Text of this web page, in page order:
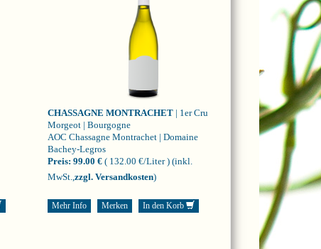
CHASSAGNE MONTRACHET | 1er Cru
Morgeot | Bourgogne
AOC Chassagne Montrachet | Domaine
Bachey-Legros
Preis: 99.00 € ( 132.00 €/Liter ) (inkl.
MwSt., zzgl. Versandkosten)
Mehr Info Merken In den Korb